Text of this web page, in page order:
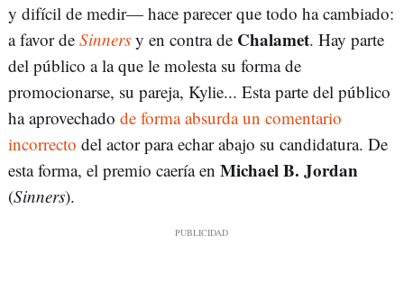
y difícil de medir— hace parecer que todo ha cambiado:
a favor de Sinners y en contra de Chalamet. Hay parte
del público a la que le molesta su forma de
promocionarse, su pareja, Kylie... Esta parte del público
ha aprovechado de forma absurda un comentario
incorrecto del actor para echar abajo su candidatura. De
esta forma, el premio caería en Michael B. Jordan
(Sinners).